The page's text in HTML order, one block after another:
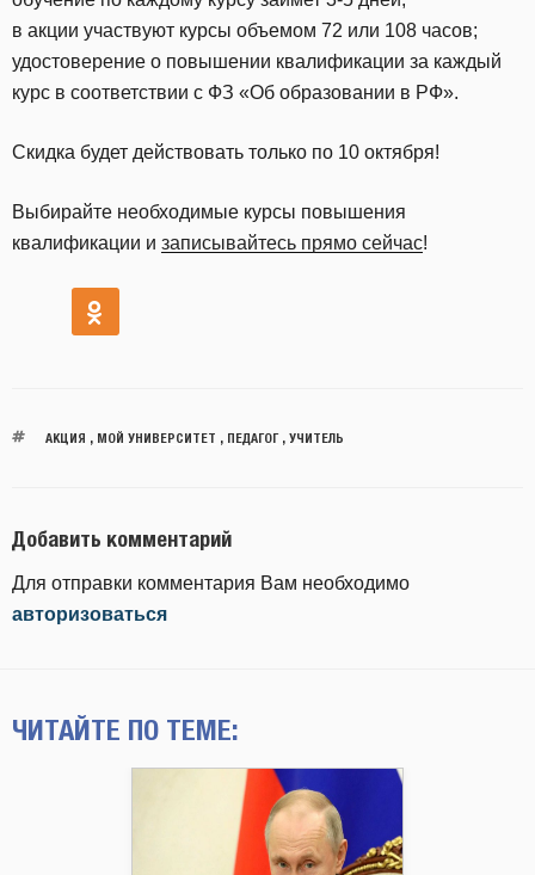
в акции участвуют курсы объемом 72 или 108 часов;
удостоверение о повышении квалификации за каждый
курс в соответствии с ФЗ «Об образовании в РФ».
Скидка будет действовать только по 10 октября!
Выбирайте необходимые курсы повышения
квалификации и записывайтесь прямо сейчас!
АКЦИЯ , МОЙ УНИВЕРСИТЕТ , ПЕДАГОГ, УЧИТЕЛЬ
Добавить комментарий
Для отправки комментария Вам необходимо
авторизоваться
ЧИТАЙТЕ ПО ТЕМЕ: